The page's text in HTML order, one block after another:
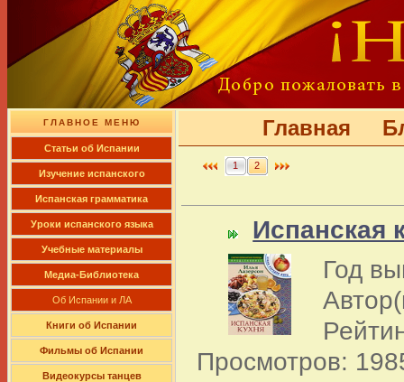
ГЛАВНОЕ МЕНЮ
Cтатьи об Испании
Изучение испанского
Испанская грамматика
Уроки испанского языка
Учебные материалы
Медиа-Библиотека
Об Испании и ЛА
Книги об Испании
Фильмы об Испании
Видеокурсы танцев
Главная
1 2
Испанская
Год
Просмотров: